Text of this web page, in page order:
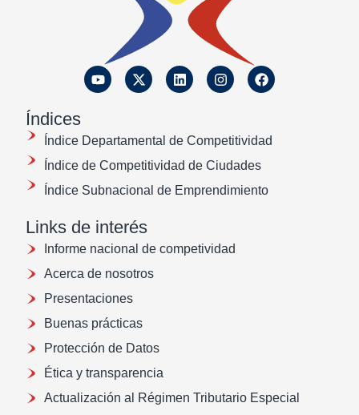
Índices
Índice Departamental de Competitividad
Índice de Competitividad de Ciudades
Índice Subnacional de Emprendimiento
Links de interés
Informe nacional de competividad
Acerca de nosotros
Presentaciones
Buenas prácticas
Protección de Datos
Ética y transparencia
Actualización al Régimen Tributario Especial